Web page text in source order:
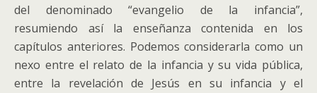
del denominado “evangelio de la infancia”,
resumiendo así la enseñanza contenida en los
capítulos anteriores. Podemos considerarla como un
nexo entre el relato de la infancia y su vida pública,
entre la revelación de Jesús en su infancia y el